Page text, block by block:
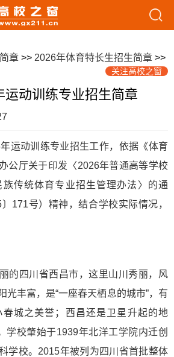
章 >> 2026年体育特长生招生简章 >>
关注高校之窗
运动训练专业招生简章
运动训练专业招生工作，依据《体育
公厅关于印发〈2026年普通高等学校
传统体育专业招生管理办法〉的通
171号）精神，结合学校实际情况，
的四川省西昌市，这里山川秀丽，风
光丰富，是“一座春天栖息的城市”，有
春城之美誉；西昌还是卫星升起的地
学校肇始于1939年北洋工学院内迁创
学校。2015年被列为四川省首批整体